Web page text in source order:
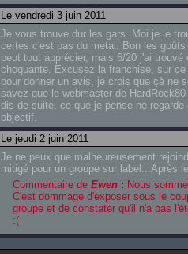
Le vendredi 3 juin 2011
Je vous trouve dur les gars. Moi je le
certes c'est pas du metal. Bon les
peut tout apprécier, mais 6/20 j'ai
choquante. Excusez la franchise, sur
pour donner un avis, je crois que çà ne
savez que le webmaster de
dis de suite, ce que je pense ne
objectif.
Le jeudi 2 juin 2011
Je ne peux que malheureusement
mitigé pour un groupe sur label...Après
Commentaire de Ewen : Nous
C'est dommage d'exposer sous le
groupe et de constater qu'il n'a pas
:(